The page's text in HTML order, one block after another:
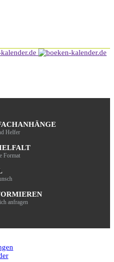
Helfer
Format
anfragen